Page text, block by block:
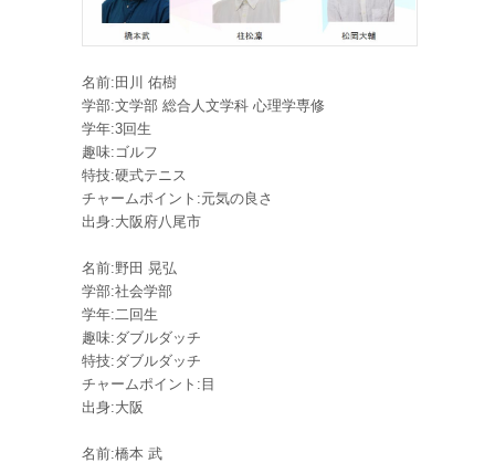
名前:田川 佑樹
学部:文学部 総合人文学科 心理学専修
学年:3回生
趣味:ゴルフ
特技:硬式テニス
チャームポイント:元気の良さ
出身:大阪府八尾市
名前:野田 晃弘
学部:社会学部
学年:二回生
趣味:ダブルダッチ
特技:ダブルダッチ
チャームポイント:目
出身:大阪
名前:橋本 武